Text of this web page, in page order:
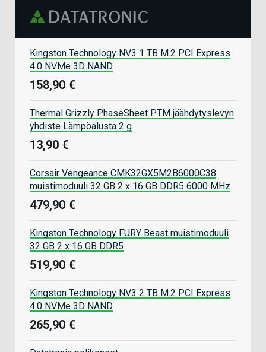
Kingston Technology NV3 1 TB M.2 PCI Express
4.0 NVMe 3D NAND
158,90 €
Thermal Grizzly PhaseSheet PTM jäähdytyslevyn
yhdiste Lämpöalusta 2 g
13,90 €
Corsair Vengeance CMK32GX5M2B6000C38
muistimoduuli 32 GB 2 x 16 GB DDR5 6000 MHz
479,90 €
Kingston Technology FURY Beast muistimoduuli
32 GB 2 x 16 GB DDR5
519,90 €
Kingston Technology NV3 2 TB M.2 PCI Express
4.0 NVMe 3D NAND
265,90 €